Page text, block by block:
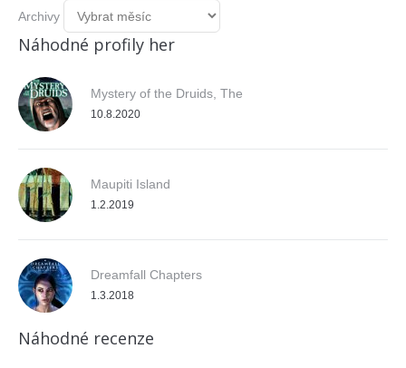
Archivy
Náhodné profily her
Mystery of the Druids, The
10.8.2020
Maupiti Island
1.2.2019
Dreamfall Chapters
1.3.2018
Náhodné recenze